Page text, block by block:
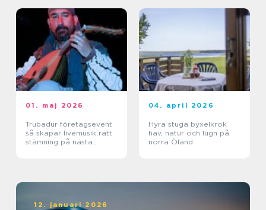
01. maj 2026
Trubadur företagsevent
så skapar livemusik rätt
stämning på nästa
04. april 2026
Hyra stuga byxelkrok
hav, natur och lugn på
norra Öland
12. januari 2026